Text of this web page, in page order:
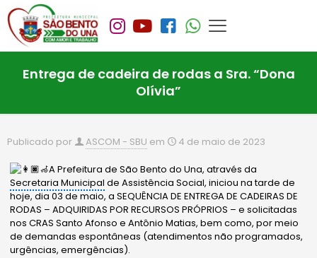
Entrega de cadeira de rodas a Sra. “Dona
Olívia”
Publicado por ASCOM - SBU em 4 de maio de 2023
A Prefeitura de São Bento do Una, através da
Secretaria Municipal de Assistência Social, iniciou na tarde de
hoje, dia 03 de maio, a SEQUÊNCIA DE ENTREGA DE CADEIRAS DE
RODAS – ADQUIRIDAS POR RECURSOS PRÓPRIOS – e solicitadas
nos CRAS Santo Afonso e Antônio Matias, bem como, por meio
de demandas espontâneas (atendimentos não programados,
urgências, emergências).